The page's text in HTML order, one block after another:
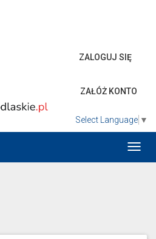
ZALOGUJ SIĘ
ZAŁÓŻ KONTO
Select Language ▼